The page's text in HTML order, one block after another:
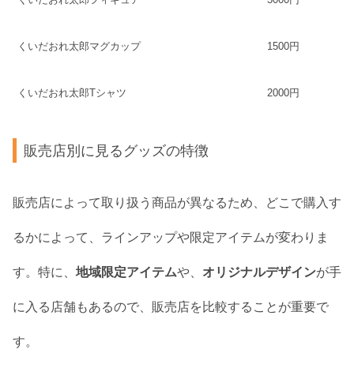
くいだおれ太郎マグカップ 1500円
くいだおれ太郎Tシャツ 2000円
販売店別に見るグッズの特徴
販売店によって取り扱う商品が異なるため、どこで購入す
るかによって、ラインアップや限定アイテムが変わりま
す。特に、 地域限定アイテムや、 オリジナルデザインが手
に入る店舗もあるので、販売店を比較することが重要で
す。